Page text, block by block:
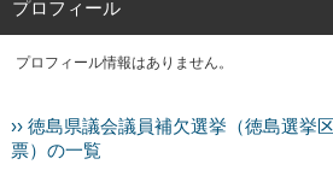
プロフィール
プロフィール情報はありません。
›› 徳島県議会議員補欠選挙（徳島選挙
票）の一覧